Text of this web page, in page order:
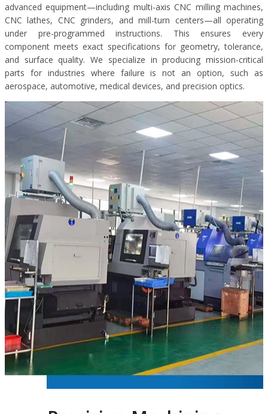
advanced equipment—including multi-axis CNC milling machines,
CNC lathes, CNC grinders, and mill-turn centers—all operating
under pre-programmed instructions. This ensures every
component meets exact specifications for geometry, tolerance,
and surface quality. We specialize in producing mission-critical
parts for industries where failure is not an option, such as
aerospace, automotive, medical devices, and precision optics.